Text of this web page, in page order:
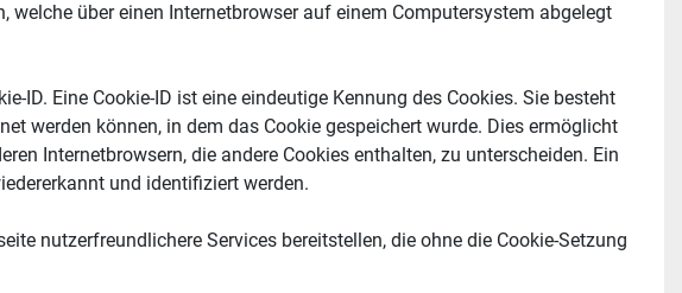
welche über einen Internetbrowser auf einem Computersystem abgelegt
ID. Eine Cookie-ID ist eine eindeutige Kennung des Cookies. Sie besteht
werden können, in dem das Cookie gespeichert wurde. Dies ermöglicht
Internetbrowsern, die andere Cookies enthalten, zu unterscheiden. Ein
und identifiziert werden.
nutzerfreundlichere Services bereitstellen, die ohne die Cookie-Setzung